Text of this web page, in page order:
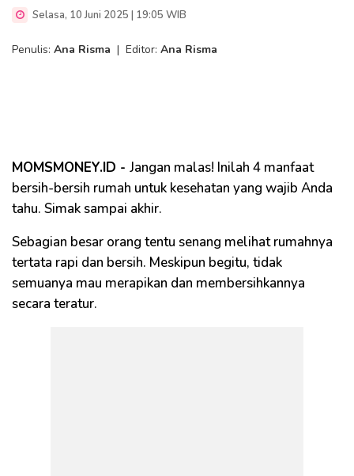
Selasa, 10 Juni 2025 | 19:05 WIB
Penulis: Ana Risma | Editor: Ana Risma
MOMSMONEY.ID - Jangan malas! Inilah 4 manfaat
bersih-bersih rumah untuk kesehatan yang wajib Anda
tahu. Simak sampai akhir.
Sebagian besar orang tentu senang melihat rumahnya
tertata rapi dan bersih. Meskipun begitu, tidak
semuanya mau merapikan dan membersihkannya
secara teratur.